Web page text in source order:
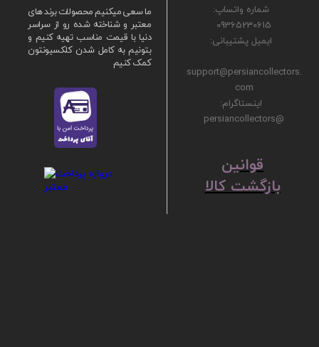
ما سعی میکنیم محصولات برند های
معتبر و شناخته شده رو از سراسر
دنیا با قیمت مناسب تهیه کنیم و
بتونیم به کامل شدن کلکسیونتون
کمک کنیم
شماره واتساپ:
09365230615
ایمیل پشتیبانی:
support@persiancollectors.
com
اینستاگرام:
@persiancollectors
ق​​​​​​​وانین
بازگشت کالا